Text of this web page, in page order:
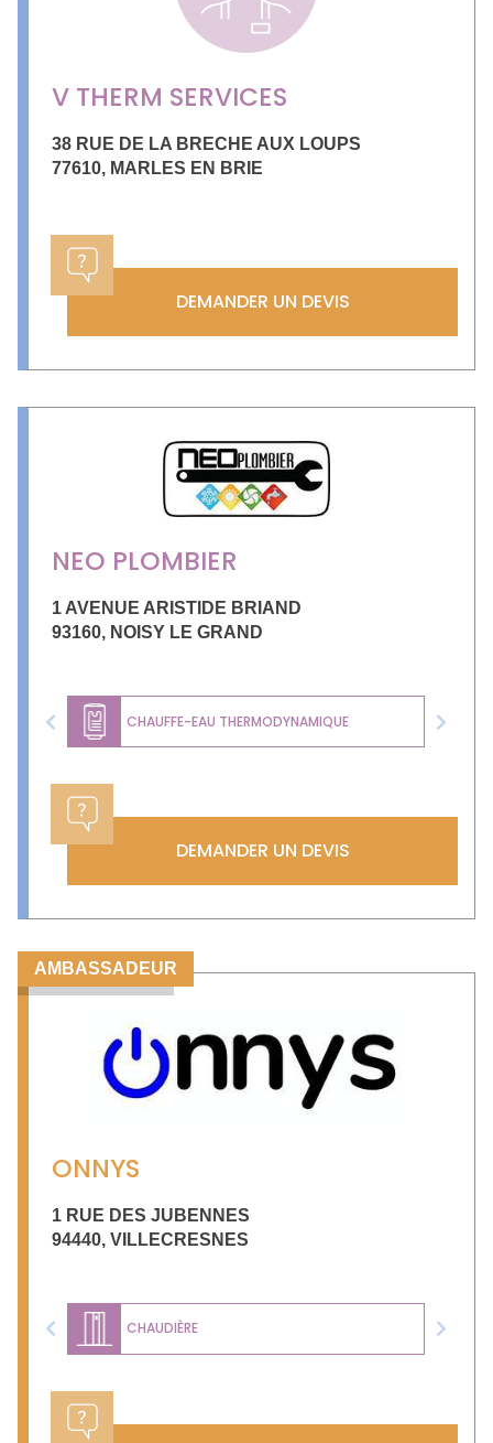
V THERM SERVICES
38 RUE DE LA BRECHE AUX LOUPS
77610, MARLES EN BRIE
DEMANDER UN DEVIS
NEO PLOMBIER
1 AVENUE ARISTIDE BRIAND
93160, NOISY LE GRAND
CHAUFFE-EAU THERMODYNAMIQUE
Previous Next
DEMANDER UN DEVIS
AMBASSADEUR
ONNYS
1 RUE DES JUBENNES
94440, VILLECRESNES
CHAUDIÈRE
Previous Next